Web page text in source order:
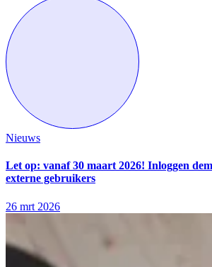
Nieuws
Let op: vanaf 30 maart 2026! Inloggen
externe gebruikers
26 mrt 2026